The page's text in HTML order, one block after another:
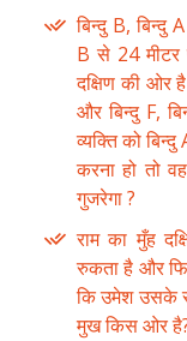
बिन्दु B, बिन्दु
B से 24 मीटर
दक्षिण की ओर
और बिन्दु F,
व्यक्ति को
करना हो तो
गुजरेगा ?
राम का मुँह
रुकता है और
कि उमेश उसके
मुख किस ओर